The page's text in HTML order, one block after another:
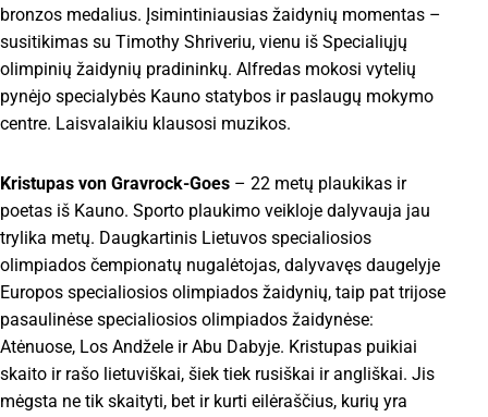
bronzos medalius. Įsimintiniausias žaidynių momentas –
susitikimas su Timothy Shriveriu, vienu iš Specialiųjų
olimpinių žaidynių pradininkų. Alfredas mokosi vytelių
pynėjo specialybės Kauno statybos ir paslaugų mokymo
centre. Laisvalaikiu klausosi muzikos.
Kristupas von Gravrock-Goes – 22 metų plaukikas ir
poetas iš Kauno. Sporto plaukimo veikloje dalyvauja jau
trylika metų. Daugkartinis Lietuvos specialiosios
olimpiados čempionatų nugalėtojas, dalyvavęs daugelyje
Europos specialiosios olimpiados žaidynių, taip pat trijose
pasaulinėse specialiosios olimpiados žaidynėse:
Atėnuose, Los Andžele ir Abu Dabyje. Kristupas puikiai
skaito ir rašo lietuviškai, šiek tiek rusiškai ir angliškai. Jis
mėgsta ne tik skaityti, bet ir kurti eilėraščius, kurių yra